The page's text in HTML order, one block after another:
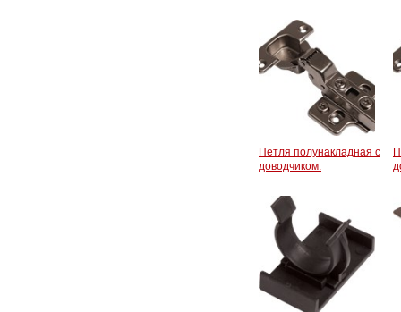
Петля полунакладная с
доводчиком.